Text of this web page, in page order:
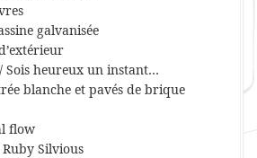
galvanisée
Sois heureux un instant…
blanche et pavés de brique
flow
Silvious